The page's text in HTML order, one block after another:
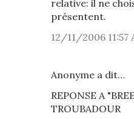
relative: il ne
présentent.
12/11/2006 11:57
Anonyme a dit…
REPONSE A
TROUBADOUR